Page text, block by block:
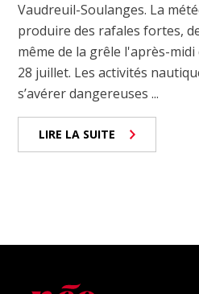
Vaudreuil-Soulanges. La
produire des rafales fortes,
même de la grêle l'après-
28 juillet. Les activités
s’avérer dangereuses ...
LIRE LA SUITE